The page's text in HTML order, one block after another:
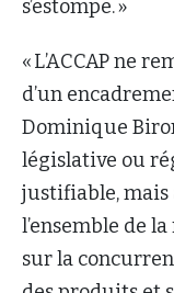
s’estompe. »
« L’ACCAP ne
d’un
Dominique
législative ou
justifiable,
l’ensemble de
sur la